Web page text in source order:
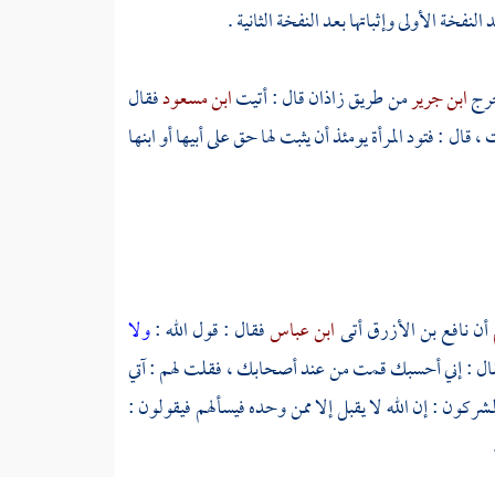
الأولى وإثباتها بعد النفخة الثانية .
ابن جريرمن طريقزاذانقال : أتيتابن مسعودفقال
: فتود المرأة يومئذ أن يثبت لها حق على أبيها أو ابنها
أننافع بن الأزرقأتىابن عباسفقال : قول الله :ولا
: إن الله لا يقبل إلا ممن وحده فيسألهم فيقولون :